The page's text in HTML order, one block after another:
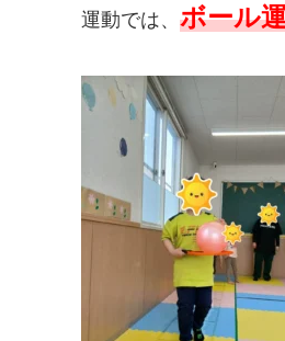
運動では、 ボール